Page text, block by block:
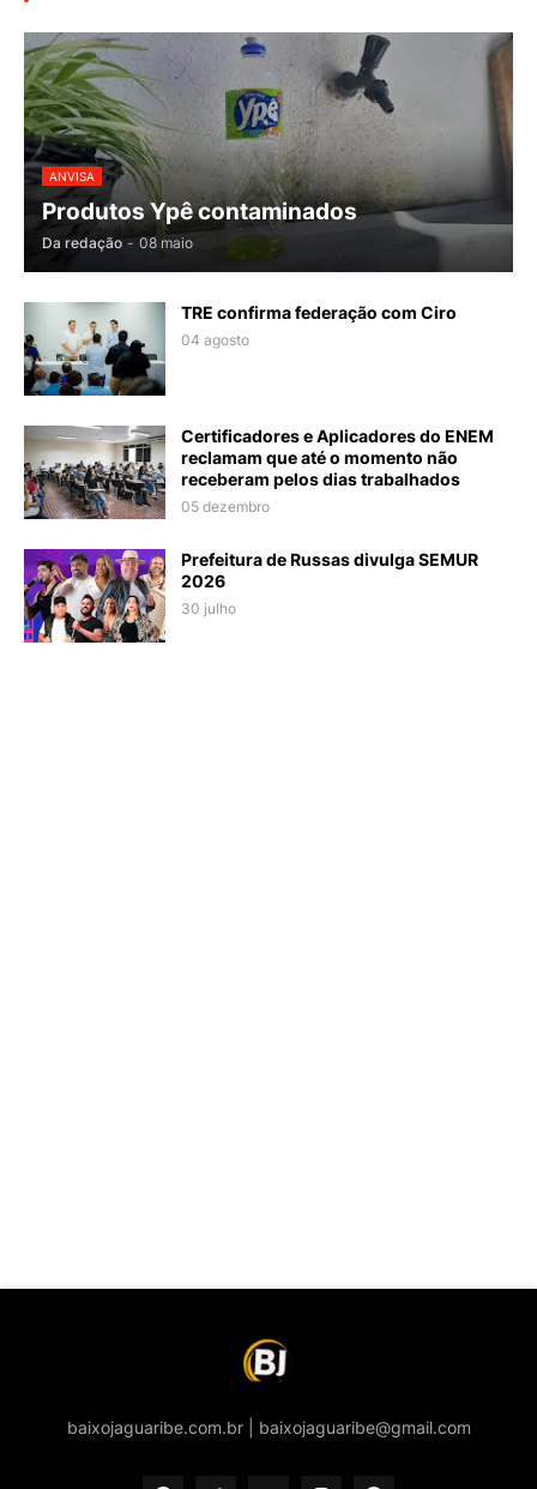
ANVISA
Produtos Ypê contaminados
Da redação - 08 maio
TRE confirma federação com Ciro
04 agosto
Certificadores e Aplicadores do ENEM
reclamam que até o momento não
receberam pelos dias trabalhados
05 dezembro
Prefeitura de Russas divulga SEMUR
2026
30 julho
baixojaguaribe.com.br | baixojaguaribe@gmail.com